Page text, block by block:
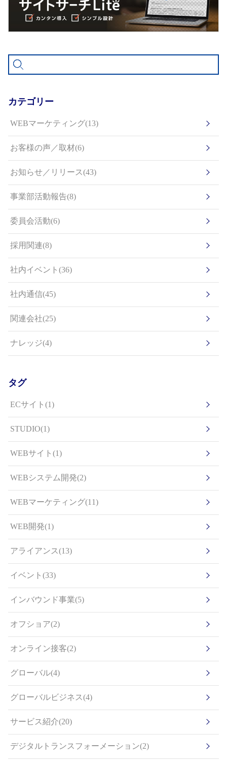
カテゴリー
WEBマーケティング(13)
お客様の声／取材(6)
お知らせ／リリース(43)
事業部活動報告(8)
委員会活動(6)
採用関連(8)
社内イベント(36)
社内通信(45)
関連会社(25)
ナレッジ(4)
タグ
ECサイト(1)
STUDIO(1)
WEBサイト(1)
WEBシステム開発(2)
WEBマーケティング(11)
WEB開発(1)
アライアンス(13)
イベント(33)
インバウンド事業(5)
オフショア(2)
オンライン接客(2)
グローバル(4)
グローバルビジネス(4)
サービス紹介(20)
デジタルトランスフォーメーション(2)